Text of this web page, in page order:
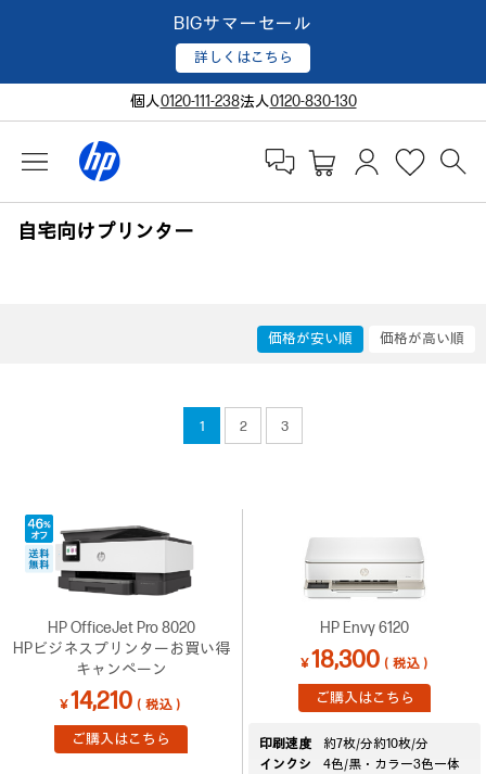
BIGサマーセール
詳しくはこちら
個人0120-111-238法人0120-830-130
自宅向けプリンター
価格が安い順 価格が高い順
1 2 3
HP OfficeJet Pro 8020
HPビジネスプリンターお買い得
キャンペーン
￥14,210 （税込）
ご購入はこちら
HP Envy 6120
￥18,300（税込）
ご購入はこちら
印刷速度 約7枚/分約10枚/分
インクシ
4色/黒・カラー3色一体